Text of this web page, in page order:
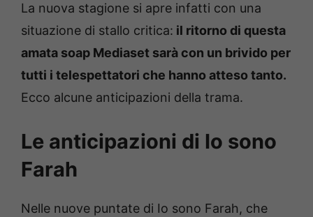
La nuova stagione si apre infatti con una
situazione di stallo critica: il ritorno di questa
amata soap Mediaset sarà con un brivido per
tutti i telespettatori che hanno atteso tanto.
Ecco alcune anticipazioni della trama.
Le anticipazioni di Io sono
Farah
Nelle nuove puntate di Io sono Farah, che